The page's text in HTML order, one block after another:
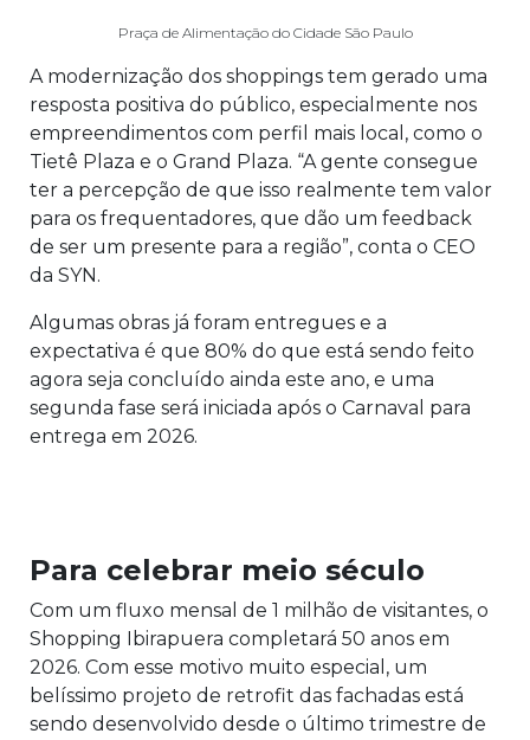
Praça de Alimentação do Cidade São Paulo
A modernização dos shoppings tem gerado uma
resposta positiva do público, especialmente nos
empreendimentos com perfil mais local, como o
Tietê Plaza e o Grand Plaza. “A gente consegue
ter a percepção de que isso realmente tem valor
para os frequentadores, que dão um feedback
de ser um presente para a região”, conta o CEO
da SYN.
Algumas obras já foram entregues e a
expectativa é que 80% do que está sendo feito
agora seja concluído ainda este ano, e uma
segunda fase será iniciada após o Carnaval para
entrega em 2026.
Para celebrar meio século
Com um fluxo mensal de 1 milhão de visitantes, o
Shopping Ibirapuera completará 50 anos em
2026. Com esse motivo muito especial, um
belíssimo projeto de retrofit das fachadas está
sendo desenvolvido desde o último trimestre de